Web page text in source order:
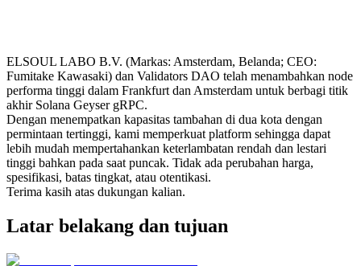
ELSOUL LABO B.V. (Markas: Amsterdam, Belanda; CEO:
Fumitake Kawasaki) dan Validators DAO telah menambahkan node
performa tinggi dalam Frankfurt dan Amsterdam untuk berbagi titik
akhir Solana Geyser gRPC.
Dengan menempatkan kapasitas tambahan di dua kota dengan
permintaan tertinggi, kami memperkuat platform sehingga dapat
lebih mudah mempertahankan keterlambatan rendah dan lestari
tinggi bahkan pada saat puncak. Tidak ada perubahan harga,
spesifikasi, batas tingkat, atau otentikasi.
Terima kasih atas dukungan kalian.
Latar belakang dan tujuan